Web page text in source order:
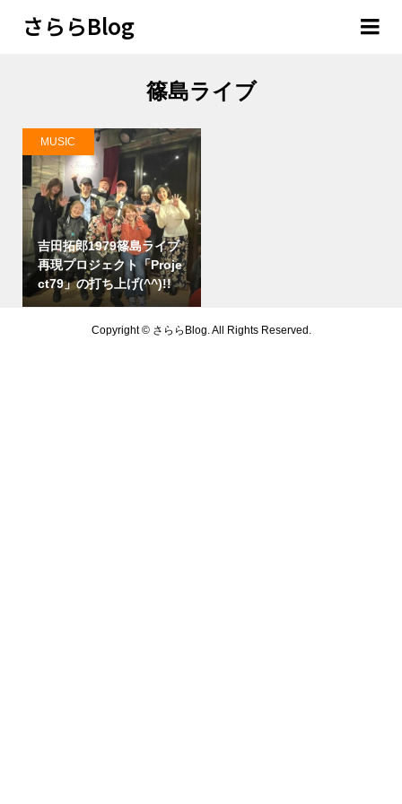
さららBlog
篠島ライブ
吉田拓郎1979篠島ライブ
再現プロジェクト「Proje
ct79」の打ち上げ(^^)!!
MUSIC
Copyright ©さららBlog. All Rights Reserved.